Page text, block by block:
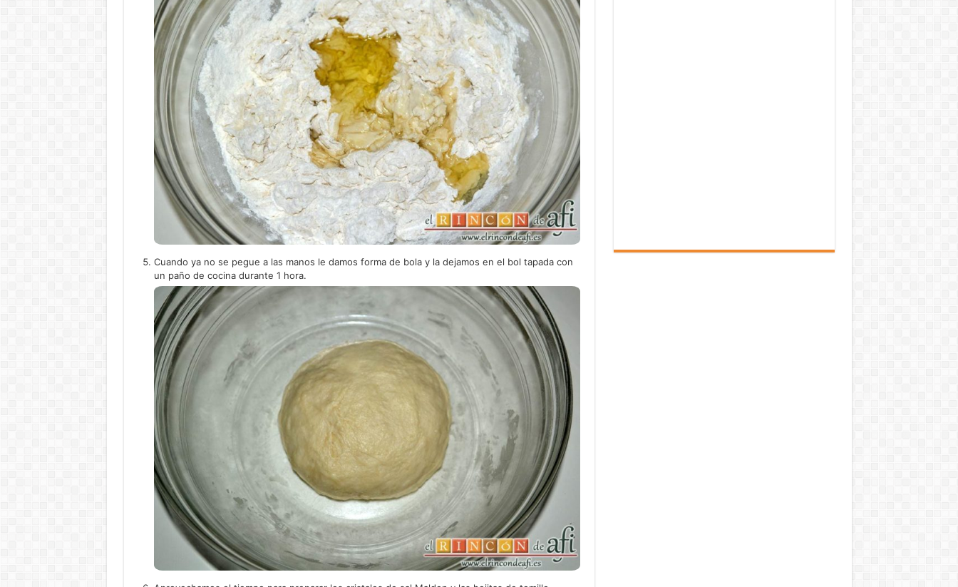
Cuando ya no se pegue a las manos le damos forma de bola y la dejamos en el bol tapada con
un paño de cocina durante 1 hora.